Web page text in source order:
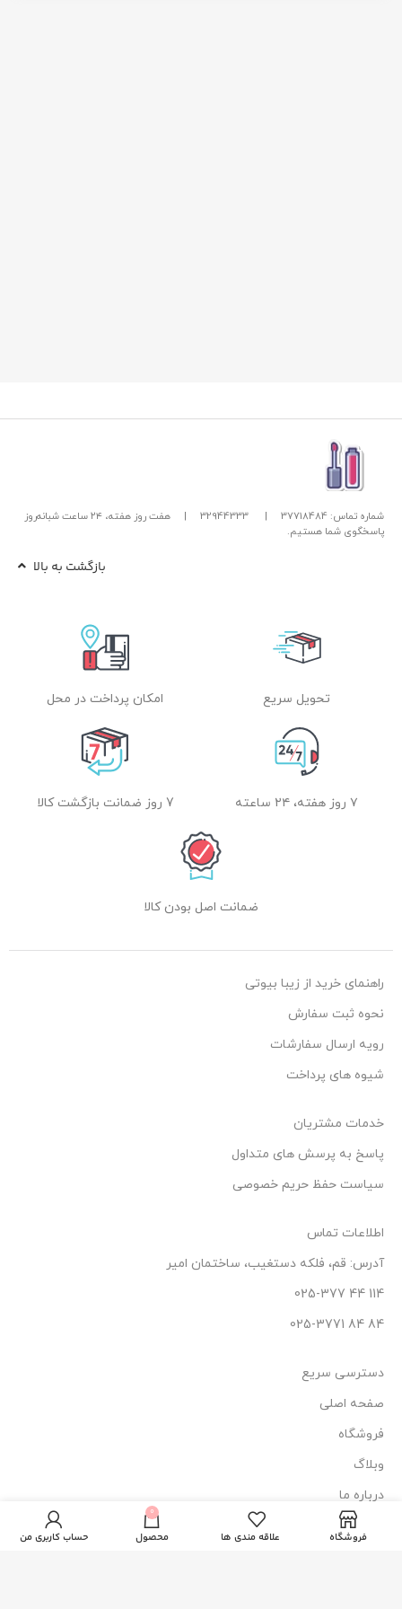
شماره تماس: 37718484 |
32944333
|
هفت روز هفته، ۲۴ ساعت شبانه‌روز
پاسخگوی شما هستیم.
بازگشت به بالا
تحویل سریع امکان پرداخت در محل
۷ روز هفته، ۲۴ ساعته 7 روز ضمانت بازگشت کالا
ضمانت اصل بودن کالا
راهنمای خرید از زیبا بیوتی
نحوه ثبت سفارش
رویه ارسال سفارشات
شیوه های پرداخت
خدمات مشتریان
پاسخ به پرسش های متداول
سیاست حفظ حریم خصوصی
اطلاعات تماس
آدرس: قم، فلکه دستغیب، ساختمان امیر
114 44 025-377
84 84 025-3771
دسترسی سریع
صفحه اصلی
فروشگاه
وبلاگ
درباره ما
تماس با ما
ژل ضد جوش
اورژانسی نوآکنه165.000 ناموجود
فروشگاه علاقه مندی ها
0
محصول حساب کاربری من